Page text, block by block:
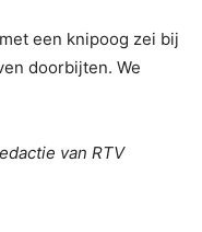
een knipoog zei bij
doorbijten. We
van RTV